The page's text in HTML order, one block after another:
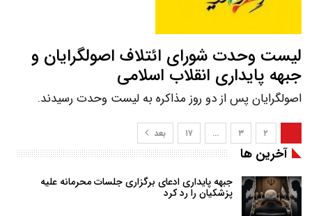
لیست وحدت شورای ائتلاف اصولگرایان و
جبهه پایداری انقلاب اسلامی
اصولگرایان پس از دو روز مذاکره به لیست وحدت رسیدند.
۲ ۳ … ۱۷ بعد
آخرین ها
جبهه پایداری ادعای برگزاری جلسات محرمانه علیه
پزشکیان را رد کرد